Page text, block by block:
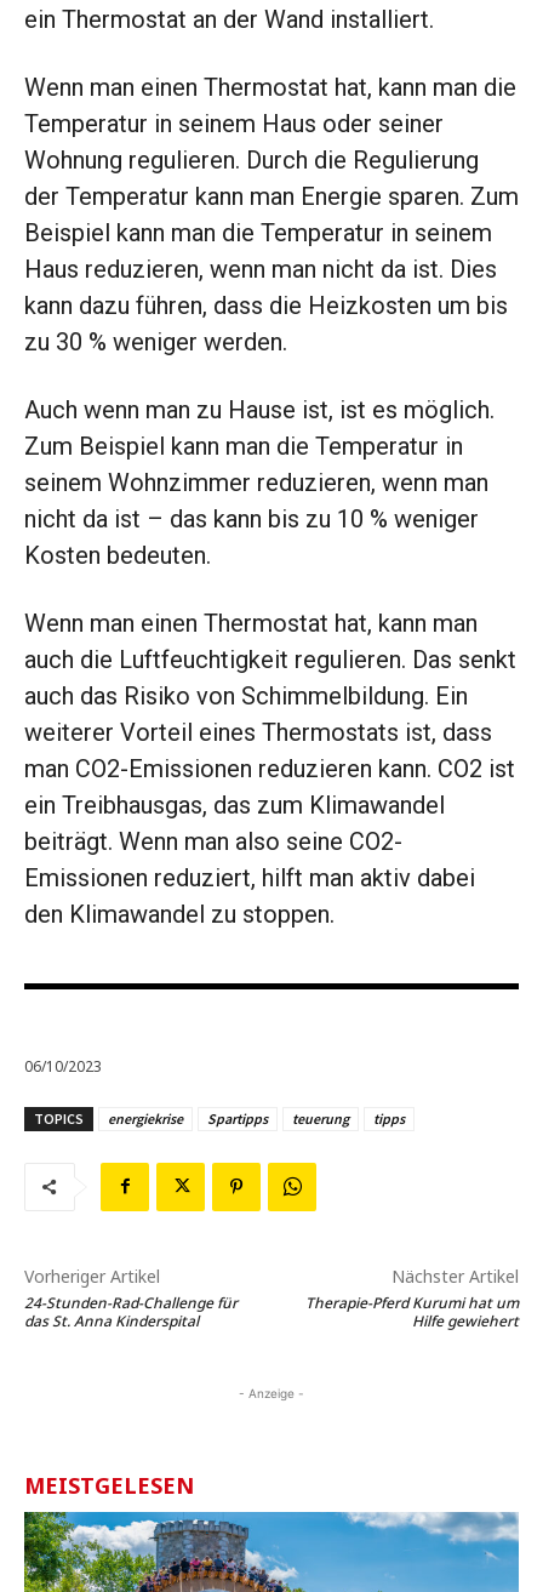
ein Thermostat an der Wand installiert.
Wenn man einen Thermostat hat, kann man die
Temperatur in seinem Haus oder seiner
Wohnung regulieren. Durch die Regulierung
der Temperatur kann man Energie sparen. Zum
Beispiel kann man die Temperatur in seinem
Haus reduzieren, wenn man nicht da ist. Dies
kann dazu führen, dass die Heizkosten um bis
zu 30 % weniger werden.
Auch wenn man zu Hause ist, ist es möglich.
Zum Beispiel kann man die Temperatur in
seinem Wohnzimmer reduzieren, wenn man
nicht da ist – das kann bis zu 10 % weniger
Kosten bedeuten.
Wenn man einen Thermostat hat, kann man
auch die Luftfeuchtigkeit regulieren. Das senkt
auch das Risiko von Schimmelbildung. Ein
weiterer Vorteil eines Thermostats ist, dass
man CO2-Emissionen reduzieren kann. CO2 ist
ein Treibhausgas, das zum Klimawandel
beiträgt. Wenn man also seine CO2-
Emissionen reduziert, hilft man aktiv dabei
den Klimawandel zu stoppen.
06/10/2023
TOPICS energiekrise Spartipps teuerung tipps
Vorheriger Artikel
24-Stunden-Rad-Challenge für
das St. Anna Kinderspital
Nächster Artikel
Therapie-Pferd Kurumi hat um
Hilfe gewiehert
- Anzeige -
MEISTGELESEN